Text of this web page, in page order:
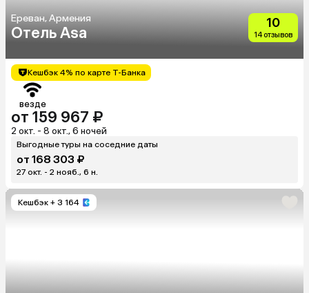
Ереван, Армения
Отель Asa
10
14 отзывов
Кешбэк 4% по карте Т-Банка
везде
от 159 967 ₽
2 окт. - 8 окт., 6 ночей
Выгодные туры на соседние даты
от 168 303 ₽
27 окт. - 2 нояб., 6 н.
Кешбэк + 3 164